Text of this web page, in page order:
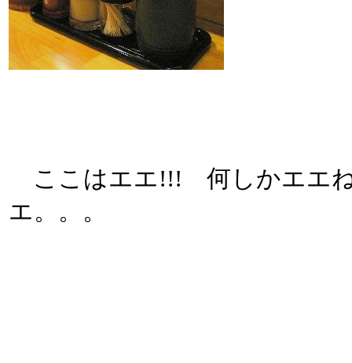
ここはエエ!!! 何しかエ
エ。。。